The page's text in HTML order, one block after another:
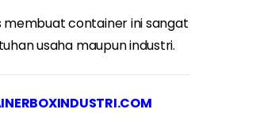
container ini sangat
usaha maupun industri.